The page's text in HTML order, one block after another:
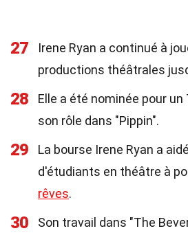
27
Irene Ryan a continué à
productions théâtrales
28
Elle a été nominée pour
son rôle dans "Pippin".
29
La bourse Irene Ryan a
d'étudiants en théâtre à
rêves.
30
Son travail dans "The